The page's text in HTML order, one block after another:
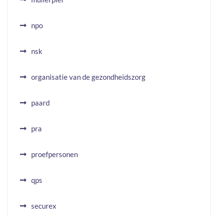
npo
nsk
organisatie van de gezondheidszorg
paard
pra
proefpersonen
qps
securex